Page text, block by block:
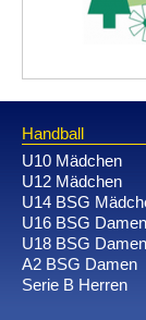
Handball
U10 Mädchen
U12 Mädchen
U14 BSG
U16 BSG Damen
U18 BSG Damen
A2 BSG Damen
Serie B Herren